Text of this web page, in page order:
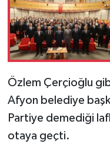
Özlem Çerçioğlu
Afyon belediye
Partiye demediği
otaya geçti.